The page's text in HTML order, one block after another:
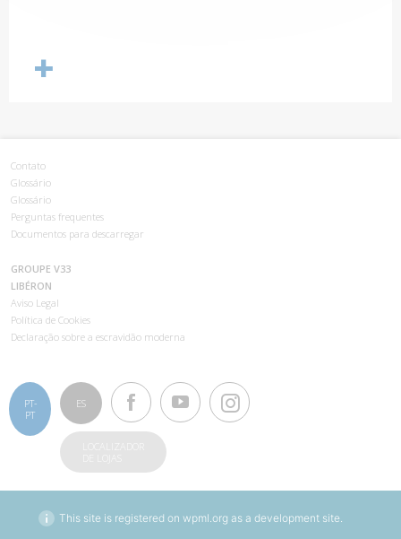
Contato
Glossário
Glossário
Perguntas frequentes
Documentos para descarregar
GROUPE V33
LIBÉRON
Aviso Legal
Política de Cookies
Declaração sobre a escravidão moderna
PT-
PT
ES
This site is registered on wpml.org as a development site.